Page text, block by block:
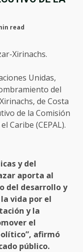
read
Unidas,
del
de Costa
de la Comisión
Caribe (CEPAL).
y del
aporta al
del desarrollo y
vida por el
y la
el
afirmó
público.